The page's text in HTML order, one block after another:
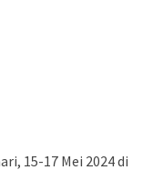
15-17 Mei 2024 di